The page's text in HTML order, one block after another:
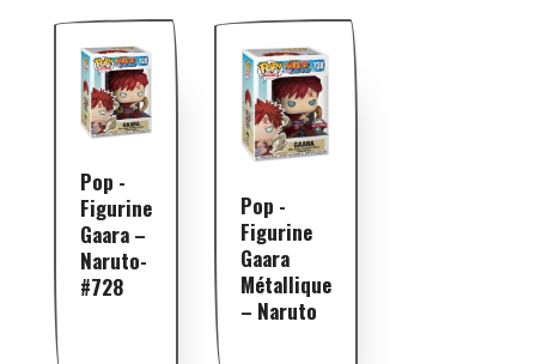
Pop -
Figurine
Gaara –
Naruto-
#728
Pop -
Figurine
Gaara
Métallique
– Naruto